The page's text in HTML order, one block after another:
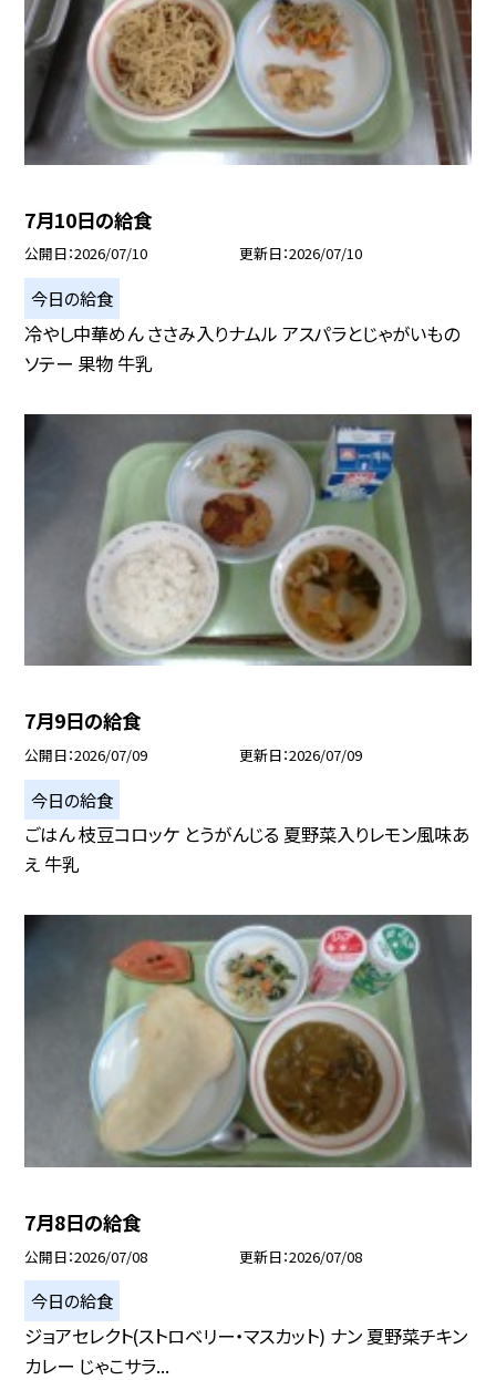
7月10日の給食
公開日 2026/07/10 更新日 2026/07/10
今日の給食
冷やし中華めん ささみ入りナムル アスパラとじゃがいもの
ソテー 果物 牛乳
7月9日の給食
公開日 2026/07/09 更新日 2026/07/09
今日の給食
ごはん 枝豆コロッケ とうがんじる 夏野菜入りレモン風味あ
え 牛乳
7月8日の給食
公開日 2026/07/08 更新日 2026/07/08
今日の給食
ジョアセレクト(ストロベリー・マスカット) ナン 夏野菜チキン
カレー じゃこサラ...